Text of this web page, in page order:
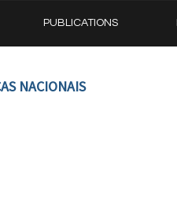
PUBLICATIONS
NACIONAIS